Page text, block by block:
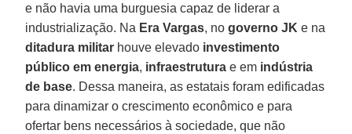
e não havia uma burguesia capaz de liderar a
industrialização. Na Era Vargas, nogoverno JK e na
ditadura militar houve elevado investimento
público em energia, infraestrutura e em indústria
de base. Dessa maneira, as estatais foram edificadas
para dinamizar o crescimento econômico e para
ofertar bens necessários à sociedade, que não